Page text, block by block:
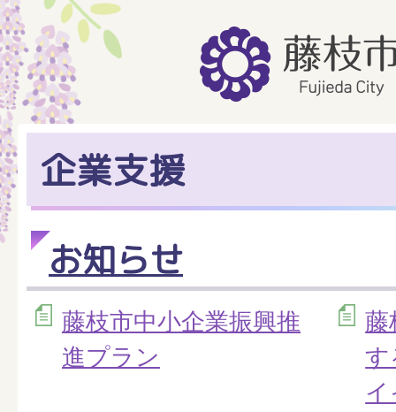
企業支援
お知らせ
藤枝市中小企業振興推
進プラン
藤
す